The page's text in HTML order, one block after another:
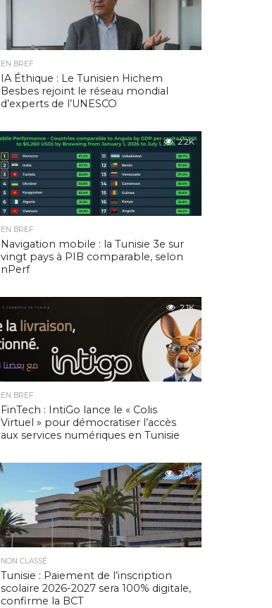
EN BREF
IA Éthique : Le Tunisien Hichem
Besbes rejoint le réseau mondial
d’experts de l’UNESCO
2.2K
EN BREF
Navigation mobile : la Tunisie 3e sur
vingt pays à PIB comparable, selon
nPerf
2.1K
EN BREF
FinTech : IntiGo lance le « Colis
Virtuel » pour démocratiser l’accès
aux services numériques en Tunisie
2.0K
NON CLASSÉ
Tunisie : Paiement de l’inscription
scolaire 2026-2027 sera 100% digitale,
confirme la BCT